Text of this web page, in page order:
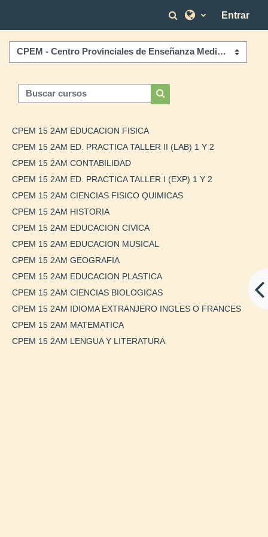
Selector de
Entrar
Categorías
Buscar cursos
Buscar cursos
CPEM 15 2AM EDUCACION FISICA
CPEM 15 2AM ED. PRACTICA TALLER II (LAB) 1 Y 2
CPEM 15 2AM CONTABILIDAD
CPEM 15 2AM ED. PRACTICA TALLER I (EXP) 1 Y 2
CPEM 15 2AM CIENCIAS FISICO QUIMICAS
CPEM 15 2AM HISTORIA
CPEM 15 2AM EDUCACION CIVICA
CPEM 15 2AM EDUCACION MUSICAL
CPEM 15 2AM GEOGRAFIA
CPEM 15 2AM EDUCACION PLASTICA
CPEM 15 2AM CIENCIAS BIOLOGICAS
CPEM 15 2AM IDIOMA EXTRANJERO INGLES O FRANCES
CPEM 15 2AM MATEMATICA
CPEM 15 2AM LENGUA Y LITERATURA